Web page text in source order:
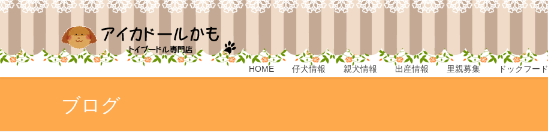
HOME 仔犬情報 親犬情報 出産情報 里親募集 ドックフード
ブログ